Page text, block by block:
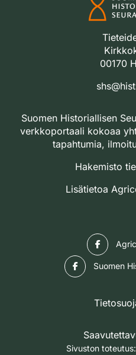
00170
Suomen Historiallisen
verkkoportaali kokoaa
tapahtumia,
Hakemisto
Lisätietoa
Suomen
Sivuston toteutus: